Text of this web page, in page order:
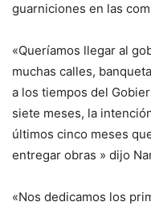
guarniciones en las
«Queríamos llegar al
muchas calles,
a los tiempos del
siete meses, la
últimos cinco meses
entregar obras » dijo
«Nos dedicamos los